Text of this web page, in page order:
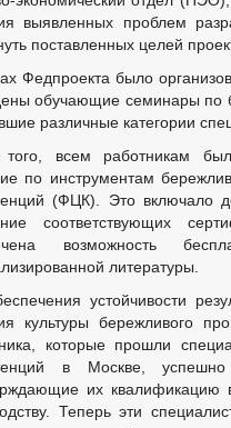
выявленных проблем
поставленных целей
Федпроекта было
обучающие семинары по
различные категории
всем работникам
по инструментам
(ФЦК). Это включало
соответствующих
возможность
литературы.
устойчивости
культуры бережливого
которые прошли
в Москве,
их квалификацию
Теперь эти